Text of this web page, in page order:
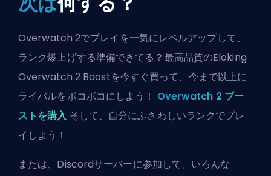
Overwatch 2でプレイを一気にレベルアップして、
ランク爆上げする準備できてる？最高品質のEloking
Overwatch 2 Boostを今すぐ買って、今まで以上に
ライバルをボコボコにしよう！ Overwatch 2 ブー
ストを購入そして、自分にふさわしいランクでプレ
イしよう！
または、 Discordサーバーに参加して、いろんな